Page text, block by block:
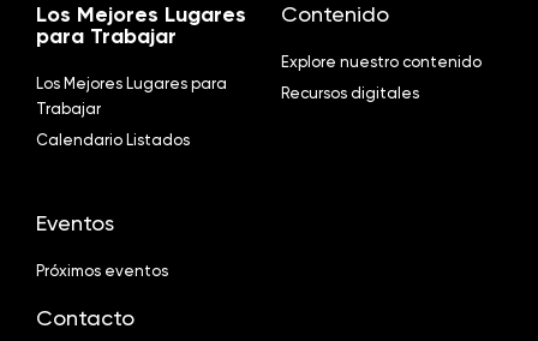
Los Mejores Lugares
para Trabajar
Los Mejores Lugares para
Trabajar
Calendario Listados
Contenido
Explore nuestro contenido
Recursos digitales
Eventos
Próximos eventos
Contacto